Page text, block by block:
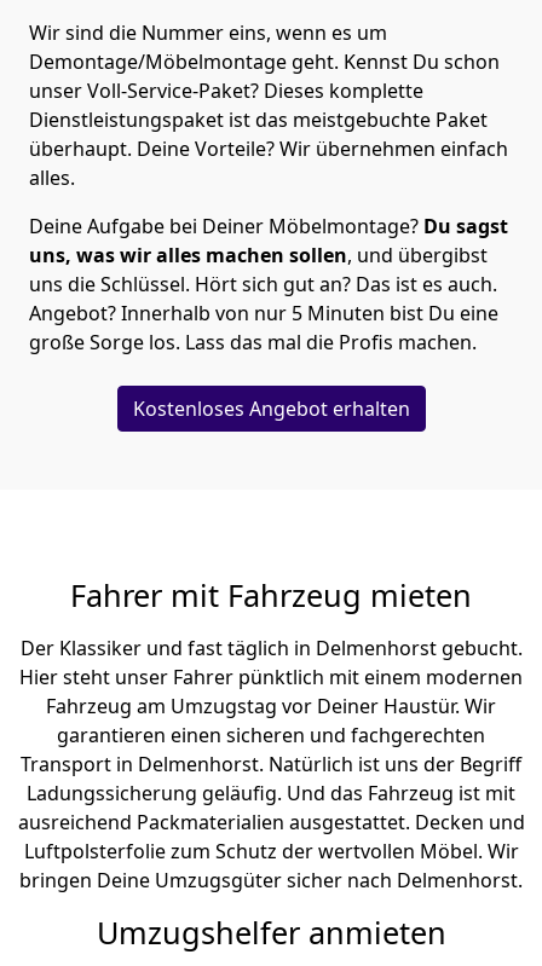
Wir sind die Nummer eins, wenn es um
Demontage/Möbelmontage geht. Kennst Du schon
unser Voll-Service-Paket? Dieses komplette
Dienstleistungspaket ist das meistgebuchte Paket
überhaupt. Deine Vorteile? Wir übernehmen einfach
alles.
Deine Aufgabe bei Deiner Möbelmontage? Du sagst
uns, was wir alles machen sollen, und übergibst
uns die Schlüssel. Hört sich gut an? Das ist es auch.
Angebot? Innerhalb von nur 5 Minuten bist Du eine
große Sorge los. Lass das mal die Profis machen.
Kostenloses Angebot erhalten
Fahrer mit Fahrzeug mieten
Der Klassiker und fast täglich in Delmenhorst gebucht.
Hier steht unser Fahrer pünktlich mit einem modernen
Fahrzeug am Umzugstag vor Deiner Haustür. Wir
garantieren einen sicheren und fachgerechten
Transport in Delmenhorst. Natürlich ist uns der Begriff
Ladungssicherung geläufig. Und das Fahrzeug ist mit
ausreichend Packmaterialien ausgestattet. Decken und
Luftpolsterfolie zum Schutz der wertvollen Möbel. Wir
bringen Deine Umzugsgüter sicher nach Delmenhorst.
Umzugshelfer anmieten